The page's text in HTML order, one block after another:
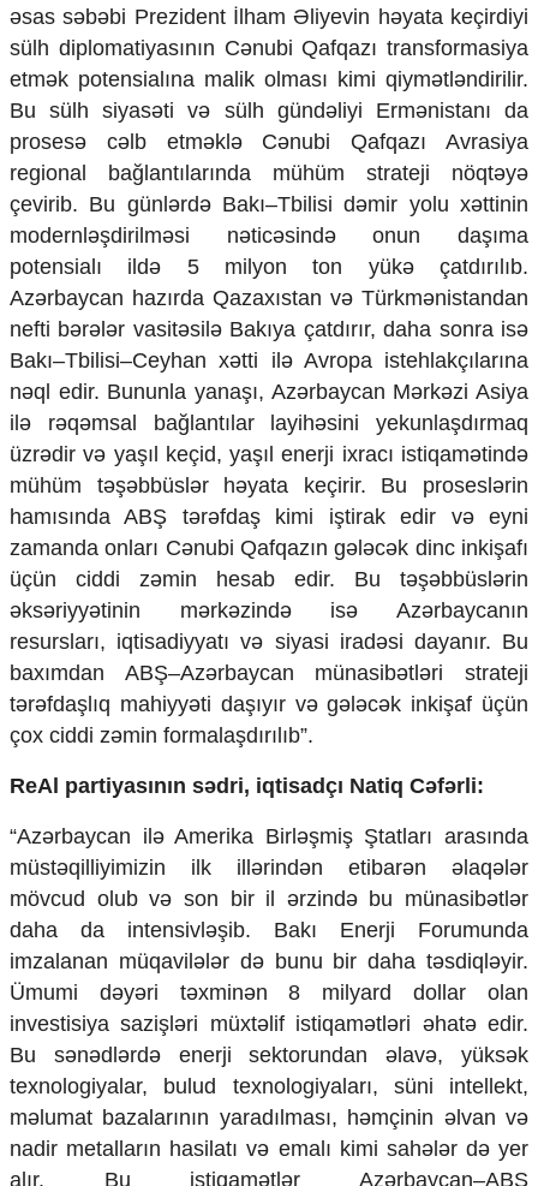
əsas səbəbi Prezident İlham Əliyevin həyata keçirdiyi
sülh diplomatiyasının Cənubi Qafqazı transformasiya
etmək potensialına malik olması kimi qiymətləndirilir.
Bu sülh siyasəti və sülh gündəliyi Ermənistanı da
prosesə cəlb etməklə Cənubi Qafqazı Avrasiya
regional bağlantılarında mühüm strateji nöqtəyə
çevirib. Bu günlərdə Bakı–Tbilisi dəmir yolu xəttinin
modernləşdirilməsi nəticəsində onun daşıma
potensialı ildə 5 milyon ton yükə çatdırılıb.
Azərbaycan hazırda Qazaxıstan və Türkmənistandan
nefti bərələr vasitəsilə Bakıya çatdırır, daha sonra isə
Bakı–Tbilisi–Ceyhan xətti ilə Avropa istehlakçılarına
nəql edir. Bununla yanaşı, Azərbaycan Mərkəzi Asiya
ilə rəqəmsal bağlantılar layihəsini yekunlaşdırmaq
üzrədir və yaşıl keçid, yaşıl enerji ixracı istiqamətində
mühüm təşəbbüslər həyata keçirir. Bu proseslərin
hamısında ABŞ tərəfdaş kimi iştirak edir və eyni
zamanda onları Cənubi Qafqazın gələcək dinc inkişafı
üçün ciddi zəmin hesab edir. Bu təşəbbüslərin
əksəriyyətinin mərkəzində isə Azərbaycanın
resursları, iqtisadiyyatı və siyasi iradəsi dayanır. Bu
baxımdan ABŞ–Azərbaycan münasibətləri strateji
tərəfdaşlıq mahiyyəti daşıyır və gələcək inkişaf üçün
çox ciddi zəmin formalaşdırılıb”.
ReAl partiyasının sədri, iqtisadçı Natiq Cəfərli:
“Azərbaycan ilə Amerika Birləşmiş Ştatları arasında
müstəqilliyimizin ilk illərindən etibarən əlaqələr
mövcud olub və son bir il ərzində bu münasibətlər
daha da intensivləşib. Bakı Enerji Forumunda
imzalanan müqavilələr də bunu bir daha təsdiqləyir.
Ümumi dəyəri təxminən 8 milyard dollar olan
investisiya sazişləri müxtəlif istiqamətləri əhatə edir.
Bu sənədlərdə enerji sektorundan əlavə, yüksək
texnologiyalar, bulud texnologiyaları, süni intellekt,
məlumat bazalarının yaradılması, həmçinin əlvan və
nadir metalların hasilatı və emalı kimi sahələr də yer
alır. Bu istiqamətlər Azərbaycan–ABŞ